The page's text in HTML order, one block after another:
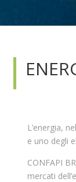
L’energia,
e uno degli
CONFAPI
mercati